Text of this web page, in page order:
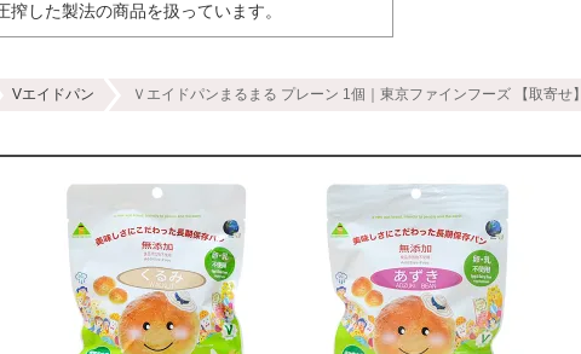
した製法の商品を扱っています。
Vエイドパン Ｖエイドパンまるまる プレーン 1個｜東京ファインフーズ 【取寄せ】